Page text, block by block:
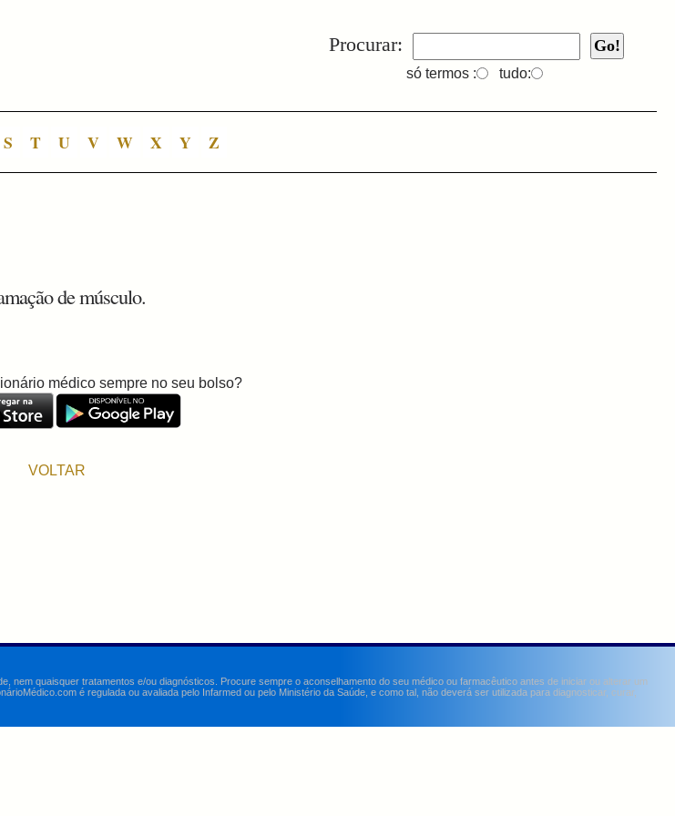
Procurar:
só termos : tudo:
S T U V W X Y Z
de músculo.
médico sempre no seu bolso?
VOLTAR
nem quaisquer tratamentos e/ou diagnósticos. Procure sempre o aconselhamento do seu médico ou farmacêutico antes de iniciar ou alterar um
é regulada ou avaliada pelo Infarmed ou pelo Ministério da Saúde, e como tal, não deverá ser utilizada para diagnosticar, curar,